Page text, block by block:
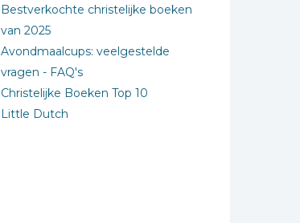
Bestverkochte christelijke boeken
van 2025
Avondmaalcups: veelgestelde
vragen - FAQ's
Christelijke Boeken Top 10
Little Dutch